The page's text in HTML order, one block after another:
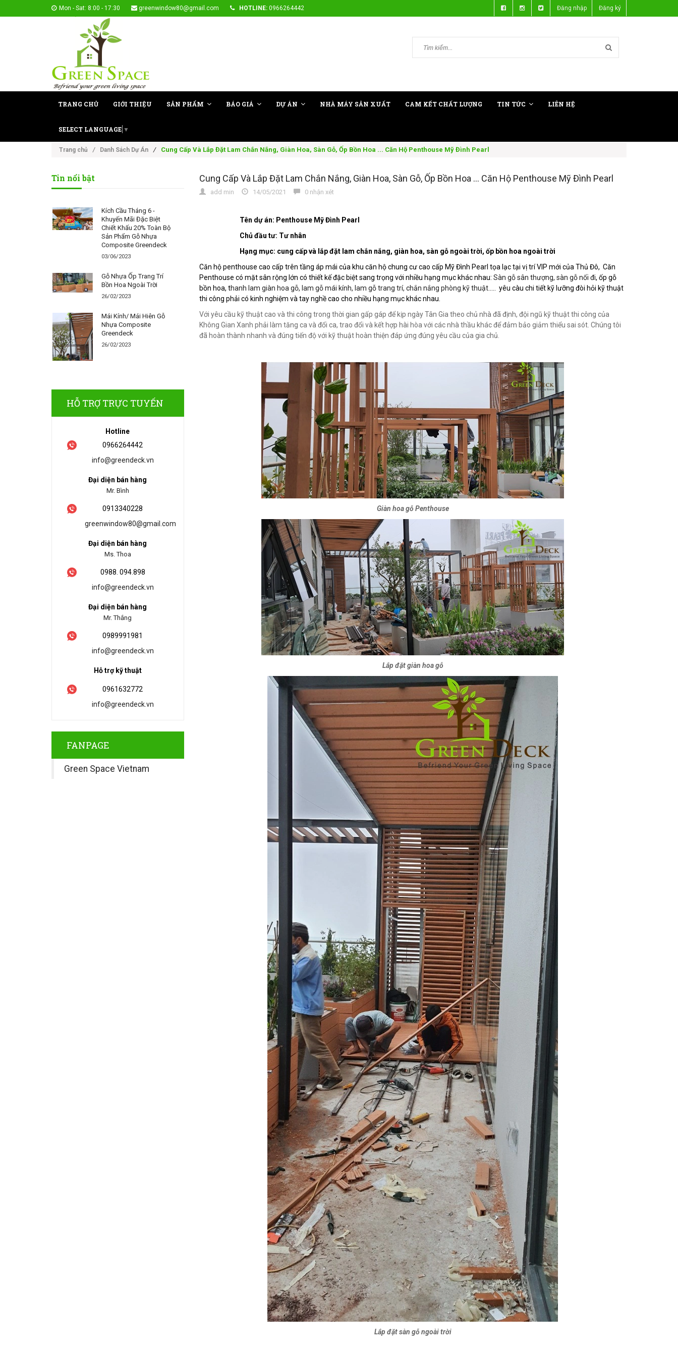
Mon - Sat: 8:00 - 17:30 greenwindow80@gmail.com HOTLINE: 0966264442 Đăng nhập Đăng ký
TRANG CHỦ GIỚI THIỆU SẢN PHẨM BÁO GIÁ DỰ ÁN NHÀ MÁY SẢN XUẤT CAM KẾT CHẤT LƯỢNG TIN TỨC LIÊN HỆ
SELECT LANGUAGE ▼
Trang chủ / Danh Sách Dự Án / Cung Cấp Và Lắp Đặt Lam Chắn Nắng, Giàn Hoa, Sàn Gỗ, Ốp Bồn Hoa ... Căn Hộ Penthouse Mỹ Đình Pearl
Tin nổi bật
Kích Cầu Tháng 6 -
Khuyến Mãi Đặc Biệt
Chiết Khấu 20% Toàn Bộ
Sản Phẩm Gỗ Nhựa
Composite Greendeck
03/06/2023
Gỗ Nhựa Ốp Trang Trí
Bồn Hoa Ngoài Trời
26/02/2023
Mái Kính/ Mái Hiên Gỗ
Nhựa Composite
Greendeck
26/02/2023
HỖ TRỢ TRỰC TUYẾN
Hotline
0966264442
info@greendeck.vn
Đại diện bán hàng
Mr. Bình
0913340228
greenwindow80@gmail.com
Đại diện bán hàng
Ms. Thoa
0988. 094.898
info@greendeck.vn
Đại diện bán hàng
Mr. Thắng
0989991981
info@greendeck.vn
Hỗ trợ kỹ thuật
0961632772
info@greendeck.vn
FANPAGE
Green Space Vietnam
Cung Cấp Và Lắp Đặt Lam Chắn Nắng, Giàn Hoa, Sàn Gỗ, Ốp Bồn Hoa ... Căn Hộ Penthouse Mỹ Đình Pearl
add min 14/05/2021 0 nhận xét
Tên dự án: Penthouse Mỹ Đình Pearl
Chủ đầu tư: Tư nhân
Hạng mục: cung cấp và lắp đặt lam chắn nắng, giàn hoa, sàn gỗ ngoài trời, ốp bồn hoa ngoài trời
Căn hộ penthouse cao cấp trên tầng áp mái của khu căn hộ chung cư cao cấp Mỹ Đình Pearl tọa lạc tại vị trí VIP mới của Thủ Đô, Căn
Penthouse có mặt sân rộng lớn có thiết kế đặc biệt sang trọng với nhiều hạng mục khác nhau: Sàn gỗ sân thượng, sàn gỗ nối đi, ốp gỗ
bồn hoa, thanh lam giàn hoa gỗ, lam gỗ mái kính, lam gỗ trang trí, chắn nắng phòng kỹ thuật..... yêu càu chi tiết kỹ lưỡng đòi hỏi kỹ thuật
thi công phải có kinh nghiệm và tay nghề cao cho nhiều hạng mục khác nhau.
Với yêu cầu kỹ thuật cao và thi công trong thời gian gấp gáp để kịp ngày Tân Gia theo chủ nhà đã định, đội ngũ kỹ thuật thi công của
Không Gian Xanh phải làm tăng ca và đổi ca, trao đổi và kết hợp hài hòa với các nhà thầu khác để đảm bảo giảm thiểu sai sót. Chúng tôi
đã hoàn thành nhanh và đúng tiến độ với kỹ thuật hoàn thiện đáp ứng đúng yêu cầu của gia chủ.
Giàn hoa gỗ Penthouse
Lắp đặt giàn hoa gỗ
Lắp đặt sàn gỗ ngoài trời